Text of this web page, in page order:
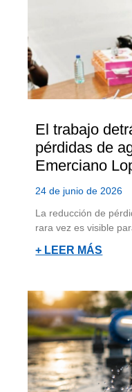
El trabajo
pérdidas de
Emerciano
24 de junio de 2026
La reducción de
rara vez es visible
+ LEER MÁS